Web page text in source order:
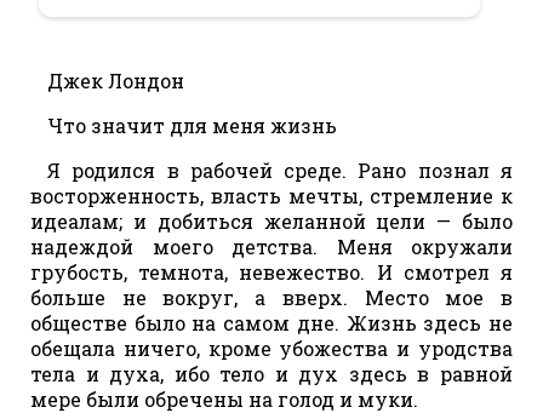
Джек Лондон
Что значит для меня жизнь
Я родился в рабочей среде. Рано познал я
восторженность, власть мечты, стремление к
идеалам; и добиться желанной цели — было
надеждой моего детства. Меня окружали
грубость, темнота, невежество. И смотрел я
больше не вокруг, а вверх. Место мое в
обществе было на самом дне. Жизнь здесь не
обещала ничего, кроме убожества и уродства
тела и духа, ибо тело и дух здесь в равной
мере были обречены на голод и муки.